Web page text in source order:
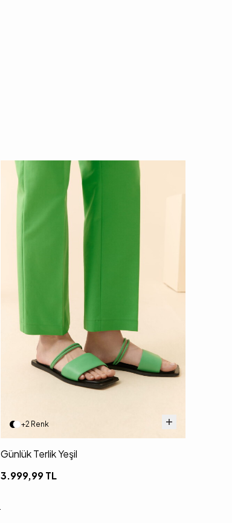
+2 Renk
Günlük Terlik Yeşil
3.999,99TL